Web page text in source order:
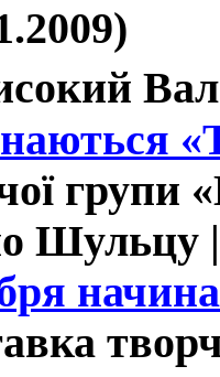
Вал
групи
Шульцу